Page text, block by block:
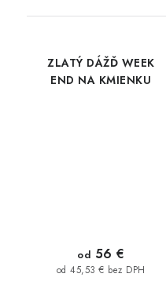
ZLATÝ DÁŽĎ WEEK
END NA KMIENKU
od 45,53 € bez DPH
od 56 €